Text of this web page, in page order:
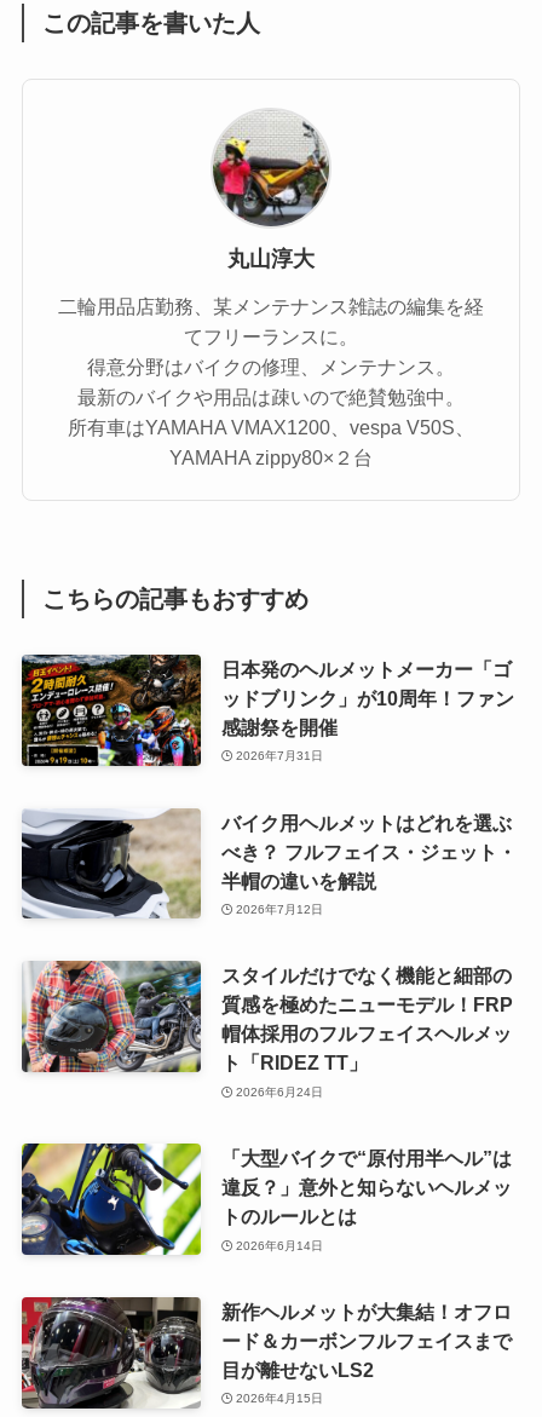
この記事を書いた人
丸山淳大
二輪用品店勤務、某メンテナンス雑誌の編集を経
てフリーランスに。
得意分野はバイクの修理、メンテナンス。
最新のバイクや用品は疎いので絶賛勉強中。
所有車はYAMAHA VMAX1200、vespa V50S、
YAMAHA zippy80×２台
こちらの記事もおすすめ
日本発のヘルメットメーカー「ゴ
ッドブリンク」が10周年！ファン
感謝祭を開催
2026年7月31日
バイク用ヘルメットはどれを選ぶ
べき？ フルフェイス・ジェット・
半帽の違いを解説
2026年7月12日
スタイルだけでなく機能と細部の
質感を極めたニューモデル！FRP
帽体採用のフルフェイスヘルメッ
ト「RIDEZ TT」
2026年6月24日
「大型バイクで“原付用半ヘル”は
違反？」意外と知らないヘルメッ
トのルールとは
2026年6月14日
新作ヘルメットが大集結！オフロ
ード＆カーボンフルフェイスまで
目が離せないLS2
2026年4月15日